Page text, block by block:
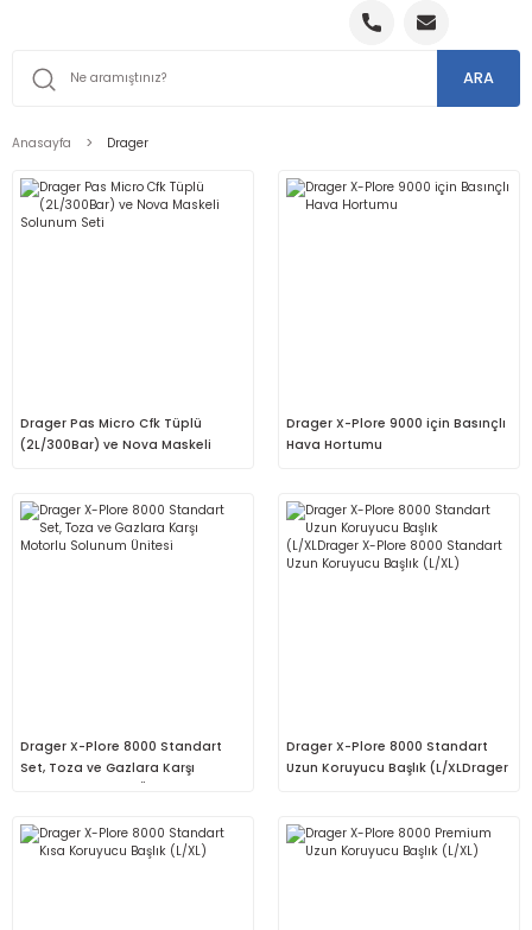
ARA
Anasayfa Drager
Drager Pas Micro Cfk Tüplü
(2L/300Bar) ve Nova Maskeli
Drager X-Plore 9000 için Basınçlı
Hava Hortumu
Drager X-Plore 8000 Standart
Set, Toza ve Gazlara Karşı
Drager X-Plore 8000 Standart
Uzun Koruyucu Başlık (L/XLDrager